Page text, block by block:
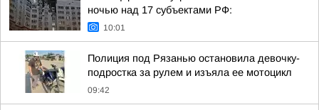
ночью над 17 субъектами РФ:
10:01
Полиция под Рязанью остановила девочку-
подростка за рулем и изъяла ее мотоцикл
09:42